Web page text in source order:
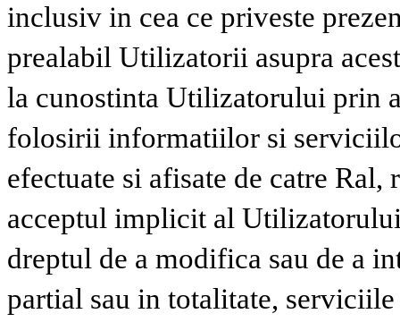
inclusiv in cea ce priveste
prealabil Utilizatorii asupra
la cunostinta Utilizatorului prin
folosirii informatiilor si
efectuate si afisate de catre
acceptul implicit al
dreptul de a modifica sau de a
partial sau in totalitate,